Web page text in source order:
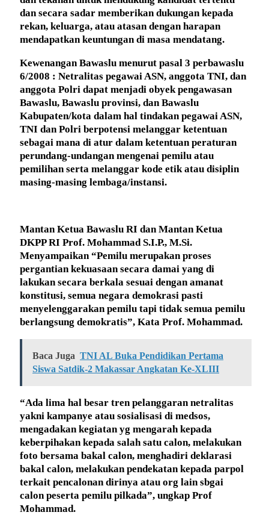
dan secara sadar memberikan dukungan kepada
rekan, keluarga, atau atasan dengan harapan
mendapatkan keuntungan di masa mendatang.
Kewenangan Bawaslu menurut pasal 3 perbawaslu
6/2008 : Netralitas pegawai ASN, anggota TNI, dan
anggota Polri dapat menjadi obyek pengawasan
Bawaslu, Bawaslu provinsi, dan Bawaslu
Kabupaten/kota dalam hal tindakan pegawai ASN,
TNI dan Polri berpotensi melanggar ketentuan
sebagai mana di atur dalam ketentuan peraturan
perundang-undangan mengenai pemilu atau
pemilihan serta melanggar kode etik atau disiplin
masing-masing lembaga/instansi.
Mantan Ketua Bawaslu RI dan Mantan Ketua
DKPP RI Prof. Mohammad S.I.P., M.Si.
Menyampaikan “Pemilu merupakan proses
pergantian kekuasaan secara damai yang di
lakukan secara berkala sesuai dengan amanat
konstitusi, semua negara demokrasi pasti
menyelenggarakan pemilu tapi tidak semua pemilu
berlangsung demokratis”, Kata Prof. Mohammad.
Baca Juga TNI AL Buka Pendidikan Pertama
Siswa Satdik-2 Makassar Angkatan Ke-XLIII
“Ada lima hal besar tren pelanggaran netralitas
yakni kampanye atau sosialisasi di medsos,
mengadakan kegiatan yg mengarah kepada
keberpihakan kepada salah satu calon, melakukan
foto bersama bakal calon, menghadiri deklarasi
bakal calon, melakukan pendekatan kepada parpol
terkait pencalonan dirinya atau org lain sbgai
calon peserta pemilu pilkada”, ungkap Prof
Mohammad.